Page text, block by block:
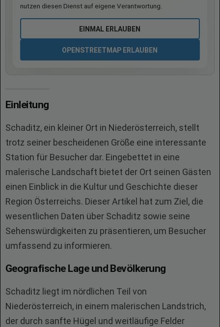
nutzen diesen Dienst auf eigene Verantwortung.
EINMAL ERLAUBEN
OPENSTREETMAP ERLAUBEN
Einleitung
Schaditz, ein kleiner Ort in Niederösterreich, stellt
trotz seiner bescheidenen Größe eine interessante
Station für Besucher dar. Eingebettet in eine
malerische Landschaft bietet der Ort seinen Gästen
einen Einblick in die Kultur und Geschichte dieser
Region Österreichs. Dieser Artikel hat zum Ziel, die
wesentlichen Daten über Schaditz sowie seine
Sehenswürdigkeiten zu präsentieren, um Besucher
umfassend zu informieren.
Geografische Lage und Bevölkerung
Schaditz liegt im nördlichen Teil von
Niederösterreich, in einem malerischen Landstrich,
der durch sanfte Hügel und weitläufige Felder